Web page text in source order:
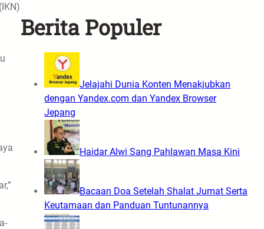
Berita Populer
Jelajahi Dunia Konten Menakjubkan
dengan Yandex.com dan Yandex Browser
Jepang
Haidar Alwi Sang Pahlawan Masa Kini
Bacaan Doa Setelah Shalat Jumat Serta
Keutamaan dan Panduan Tuntunannya